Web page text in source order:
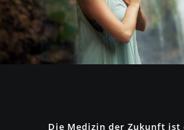
Die Medizin der Zukunft ist